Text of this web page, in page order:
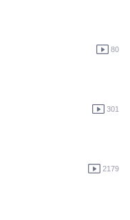
80
301
2179